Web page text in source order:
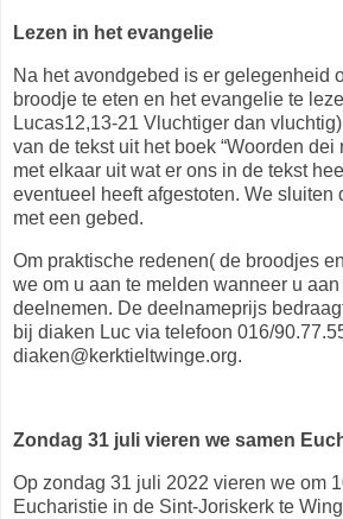
Lezen in het evangelie
Na het avondgebed is er gelegenheid
broodje te eten en het evangelie te
Lucas12,13-21 Vluchtiger dan
van de tekst uit het boek “Woorden dei
met elkaar uit wat er ons in de tekst
eventueel heeft afgestoten. We sluiten
met een gebed.
Om praktische redenen( de broodjes
we om u aan te melden wanneer u
deelnemen. De deelnameprijs
bij diaken Luc via telefoon 016/
diaken@kerktieltwinge.org.
Zondag 31 juli vieren we samen
Op zondag 31 juli 2022 vieren we om
Eucharistie in de Sint-Joriskerk te